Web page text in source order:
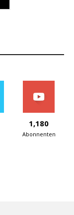
1,180
Abonnenten